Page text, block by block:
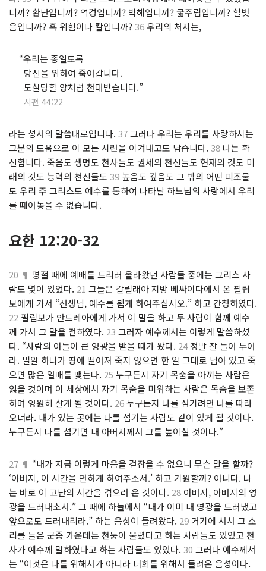
니까? 환난입니까? 역경입니까? 박해입니까? 굶주림입니까? 헐벗
음입니까? 혹 위험이나 칼입니까?36우리의 처지는,
“우리는 종일토록
당신을 위하여 죽어갑니다.
도살당할 양처럼 천대받습니다.”
시편 44:22
라는 성서의 말씀대로입니다. 37그러나 우리는 우리를 사랑하시는
그분의 도움으로 이 모든 시련을 이겨내고도 남습니다. 38 나는 확
신합니다. 죽음도 생명도 천사들도 권세의 천신들도 현재의 것도 미
래의 것도 능력의 천신들도 39 높음도 깊음도 그 밖의 어떤 피조물
도 우리 주 그리스도 예수를 통하여 나타날 하느님의 사랑에서 우리
를 떼어놓을 수 없습니다.
요한 12:20-32
20 ¶ 명절 때에 예배를 드리러 올라왔던 사람들 중에는 그리스 사
람도 몇이 있었다. 21 그들은 갈릴래아 지방 베싸이다에서 온 필립
보에게 가서 “선생님, 예수를 뵙게 하여주십시오.” 하고 간청하였다.
22 필립보가 안드레아에게 가서 이 말을 하고 두 사람이 함께 예수
께 가서 그 말을 전하였다. 23 그러자 예수께서는 이렇게 말씀하셨
다. “사람의 아들이 큰 영광을 받을 때가 왔다. 24정말 잘 들어 두어
라. 밀알 하나가 땅에 떨어져 죽지 않으면 한 알 그대로 남아 있고 죽
으면 많은 열매를 맺는다. 25 누구든지 자기 목숨을 아끼는 사람은
잃을 것이며 이 세상에서 자기 목숨을 미워하는 사람은 목숨을 보존
하며 영원히 살게 될 것이다. 26누구든지 나를 섬기려면 나를 따라
오너라. 내가 있는 곳에는 나를 섬기는 사람도 같이 있게 될 것이다.
누구든지 나를 섬기면 내 아버지께서 그를 높이실 것이다.”
27 ¶ “내가 지금 이렇게 마음을 걷잡을 수 없으니 무슨 말을 할까?
‘아버지, 이 시간을 면하게 하여주소서.’ 하고 기원할까? 아니다. 나
는 바로 이 고난의 시간을 겪으러 온 것이다. 28 아버지, 아버지의 영
광을 드러내소서.” 그 때에 하늘에서 “내가 이미 내 영광을 드러냈고
앞으로도 드러내리라.” 하는 음성이 들려왔다. 29 거기에 서서 그 소
리를 들은 군중 가운데는 천둥이 울렸다고 하는 사람들도 있었고 천
사가 예수께 말하였다고 하는 사람들도 있었다. 30 그러나 예수께서
는 “이것은 나를 위해서가 아니라 너희를 위해서 들려온 음성이다.